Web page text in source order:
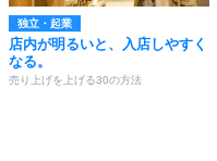
独立・起業
店内が明るいと、入店しやすく
なる。
売り上げを上げる30の方法